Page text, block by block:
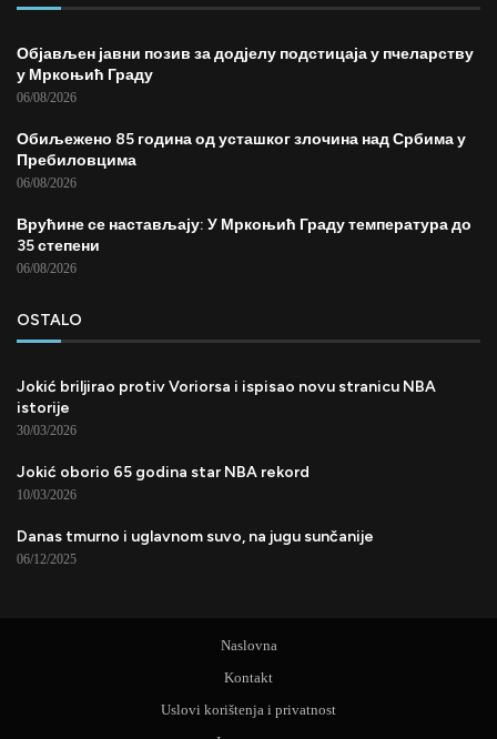
Објављен јавни позив за додјелу подстицаја у пчеларству
у Мркоњић Граду
06/08/2026
Обиљежено 85 година од усташког злочина над Србима у
Пребиловцима
06/08/2026
Врућине се настављају: У Мркоњић Граду температура до
35 степени
06/08/2026
OSTALO
Jokić briljirao protiv Voriorsa i ispisao novu stranicu NBA
istorije
30/03/2026
Jokić oborio 65 godina star NBA rekord
10/03/2026
Danas tmurno i uglavnom suvo, na jugu sunčanije
06/12/2025
Naslovna
Kontakt
Uslovi korištenja i privatnost